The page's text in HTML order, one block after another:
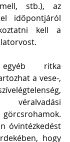
stb.), az
időpontjáról
kell a
ritka
a vese-,
óvintézkedést
hogy